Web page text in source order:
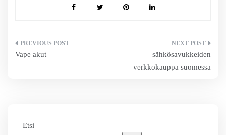
Artikkelien
Vape akut
sähkösavukkeiden
verkkokauppa suomessa
Etsi